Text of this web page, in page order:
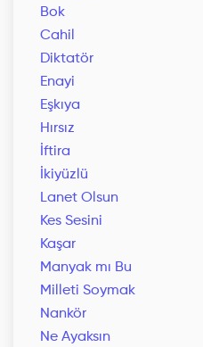
Bok
Cahil
Diktatör
Enayi
Eşkıya
Hırsız
İftira
İkiyüzlü
Lanet Olsun
Kes Sesini
Kaşar
Manyak mı Bu
Milleti Soymak
Nankör
Ne Ayaksın